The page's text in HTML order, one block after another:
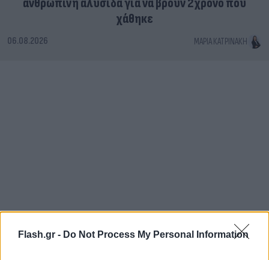
Flash.gr - Do Not Process My Personal Information
ανθρώπινη αλυσίδα για να βρουν 2χρονο που
χάθηκε
06.08.2026 ΜΑΡΊΑ ΚΑΤΡΙΝΆΚΗ